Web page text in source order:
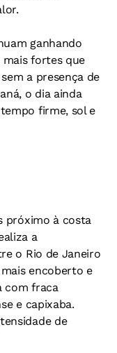
ganhando
mais fortes que
a presença de
o dia ainda
firme, sol e
próximo à costa
a
o Rio de Janeiro
encoberto e
com fraca
e capixaba.
de